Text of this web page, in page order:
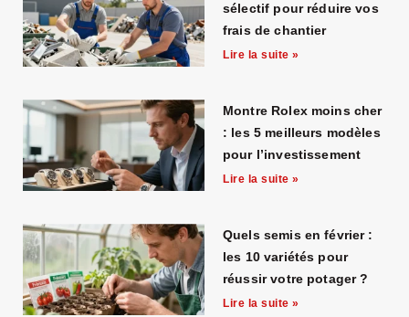
sélectif pour réduire vos
frais de chantier
Lire la suite »
Montre Rolex moins cher
: les 5 meilleurs modèles
pour l’investissement
Lire la suite »
Quels semis en février :
les 10 variétés pour
réussir votre potager ?
Lire la suite »